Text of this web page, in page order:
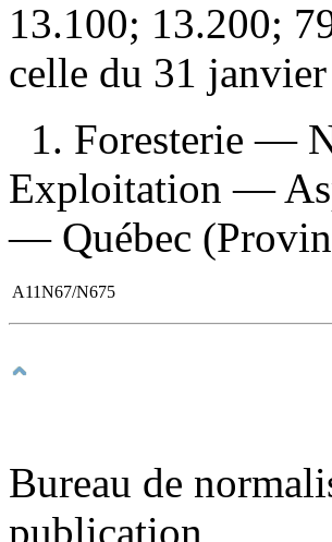
13.100; 13.200;
celle du 31
1. Foresterie —
Exploitation —
— Québec
A11N67/N675
Bureau de
publication